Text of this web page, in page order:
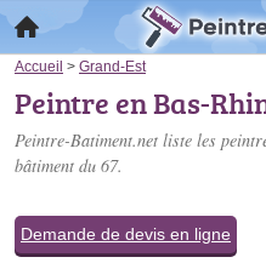
Accueil > Grand-Est
Peintre en Bas-
Peintre-Batiment.net liste les
bâtiment du 67.
Demande de devis en ligne